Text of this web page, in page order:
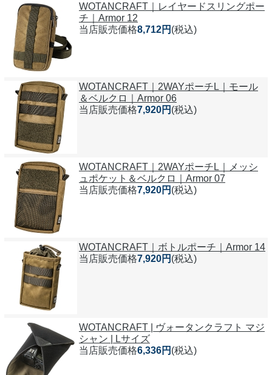
WOTANCRAFT｜レイヤードスリングポー
チ｜Armor 12
当店販売価格8,712円 (税込)
WOTANCRAFT｜2WAYポーチL｜モール
＆ベルクロ｜Armor 06
当店販売価格7,920円 (税込)
WOTANCRAFT｜2WAYポーチL｜メッシ
ュポケット＆ベルクロ｜Armor 07
当店販売価格7,920円 (税込)
WOTANCRAFT｜ボトルポーチ｜Armor 14
当店販売価格7,920円 (税込)
WOTANCRAFT | ヴォータンクラフト マジ
シャン | Lサイズ
当店販売価格6,336円 (税込)